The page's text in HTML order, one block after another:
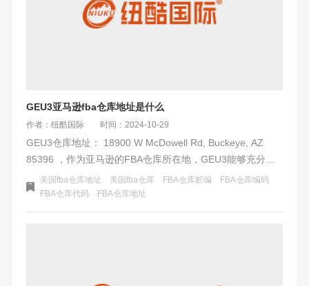
GEU3亚马逊fba仓库地址是什么
作者：纽酷国际 时间：2024-10-29
GEU3仓库地址： 18900 W McDowell Rd, Buckeye, AZ
85396 ，作为亚马逊的FBA仓库所在地，GEU3能够充分利
用亚马逊的全球物流网络，实现货物的快速分发和配送。随
着电子商务的普及和发展，越来越多的居民可能选择在网上
美国fba仓库地址 美国fba仓库 FBA仓库邮编
FBA仓库编码
FBA仓库代码
FBA仓库地址